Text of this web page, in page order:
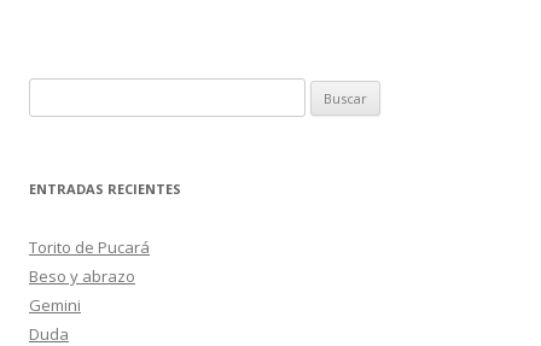
o
k
ti
r
u
c
r
:
ENTRADAS RECIENTES
Torito de Pucará
Beso y abrazo
Gemini
Duda